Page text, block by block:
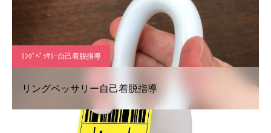
ﾘﾝｸﾞﾍﾟｯｻﾘｰ自己着脱指導
リングペッサリー自己着脱指導